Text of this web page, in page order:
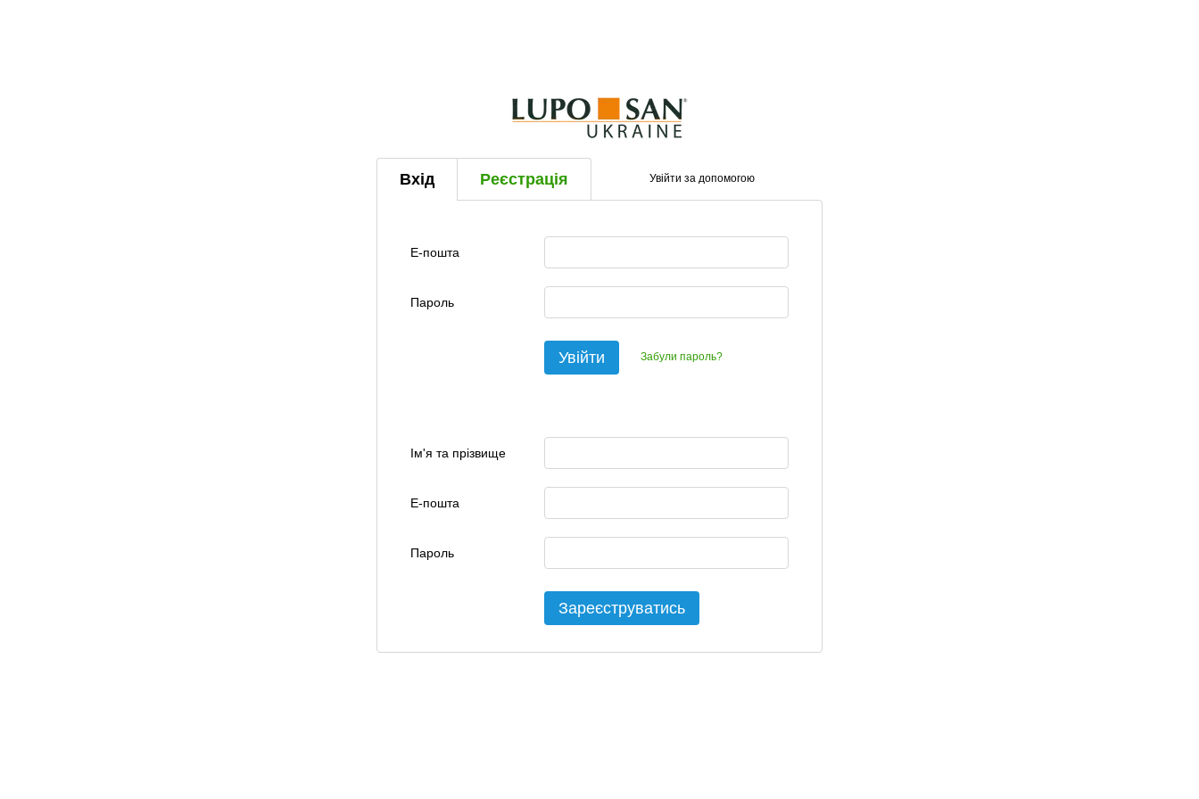
Вхід Реєстрація Увійти за допомогою
Е-пошта
Пароль
Увійти Забули пароль?
Ім'я та прізвище
Е-пошта
Пароль
Зареєструватись